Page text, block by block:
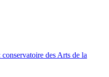
conservatoire des Arts de la